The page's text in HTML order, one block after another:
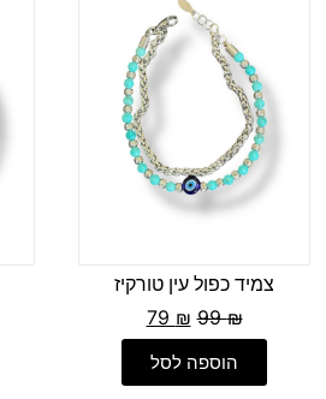
צמיד כפול עין טורקיז
99₪
79₪
הוספה לסל